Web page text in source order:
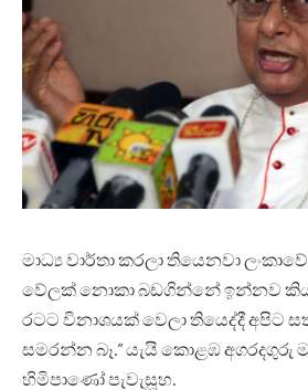
මාධ්‍ය වාර්තා කරලා තියෙනවා
වේලක් නොකා බඩගින්නේ ඉන්නව
රටට විනාශයක් වෙලා තියෙද්දී අපිට
සමරන්න බෑ.” යැයි කොළඹ අගරදගුරු
හිමිපාණෝ පැවැසූහ.